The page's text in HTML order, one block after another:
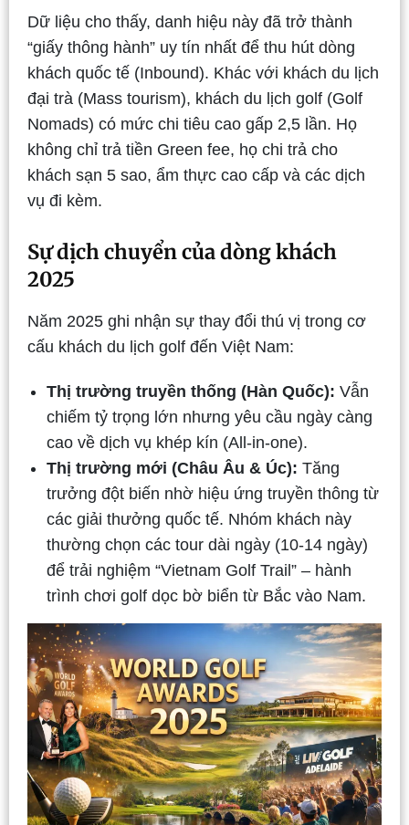
Dữ liệu cho thấy, danh hiệu này đã trở thành
“giấy thông hành” uy tín nhất để thu hút dòng
khách quốc tế (Inbound). Khác với khách du lịch
đại trà (Mass tourism), khách du lịch golf (Golf
Nomads) có mức chi tiêu cao gấp 2,5 lần. Họ
không chỉ trả tiền Green fee, họ chi trả cho
khách sạn 5 sao, ẩm thực cao cấp và các dịch
vụ đi kèm.
Sự dịch chuyển của dòng khách
2025
Năm 2025 ghi nhận sự thay đổi thú vị trong cơ
cấu khách du lịch golf đến Việt Nam:
Thị trường truyền thống (Hàn Quốc): Vẫn
chiếm tỷ trọng lớn nhưng yêu cầu ngày càng
cao về dịch vụ khép kín (All-in-one).
Thị trường mới (Châu Âu & Úc): Tăng
trưởng đột biến nhờ hiệu ứng truyền thông từ
các giải thưởng quốc tế. Nhóm khách này
thường chọn các tour dài ngày (10-14 ngày)
để trải nghiệm “Vietnam Golf Trail” – hành
trình chơi golf dọc bờ biển từ Bắc vào Nam.